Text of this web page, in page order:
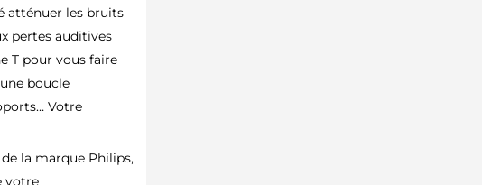
atténuer les bruits
pertes auditives
T pour vous faire
boucle
Votre
de la marque Philips,
votre